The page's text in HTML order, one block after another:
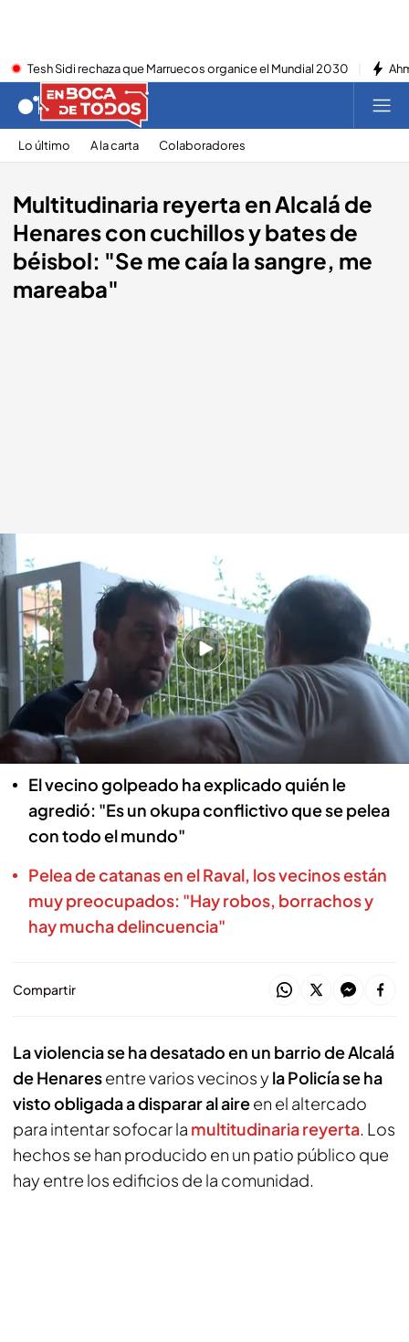
Tesh Sidi rechaza que Marruecos organice el Mundial 2030
Lo último A la carta Colaboradores
Multitudinaria reyerta en Alcalá de
Henares con cuchillos y bates de
béisbol: "Se me caía la sangre, me
mareaba"
En boca de todos
22 AGO 2024 - 12:27h.
En un barrio de Alcalá de Henares se ha vivido
una brutal pelea entre vecinos que ha
terminado con un hombre herido por un bate
de béisbol
El vecino golpeado ha explicado quién le
agredió: "Es un okupa conflictivo que se pelea
con todo el mundo"
Pelea de catanas en el Raval, los vecinos están
muy preocupados: "Hay robos, borrachos y
hay mucha delincuencia"
Compartir
La violencia se ha desatado en un barrio de Alcalá
de Henaresentre varios vecinos y la Policía se ha
visto obligada a disparar al aireen el altercado
para intentar sofocar la multitudinaria reyerta. Los
hechos se han producido en un patio público que
hay entre los edificios de la comunidad.